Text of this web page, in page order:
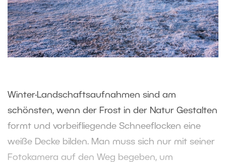
Winter-Landschaftsaufnahmen sind am
schönsten, wenn der Frost in der Natur Gestalten
formt und vorbeifliegende Schneeflocken eine
weiße Decke bilden. Man muss sich nur mit seiner
Fotokamera auf den Weg begeben, um